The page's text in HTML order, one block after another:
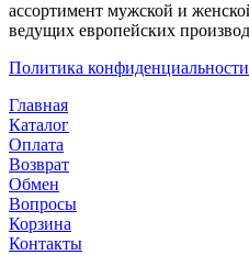
ассортимент мужской и
ведущих европейских
Политика конфиденциальности
Главная
Каталог
Оплата
Возврат
Обмен
Вопросы
Корзина
Контакты